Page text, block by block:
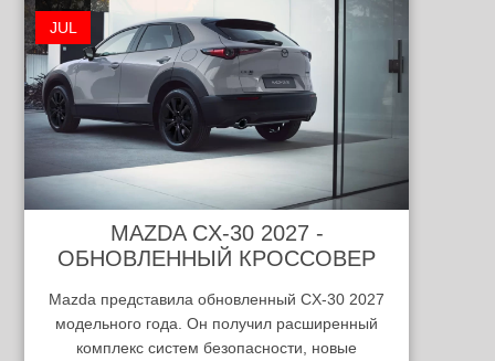
JUL
MAZDA CX-30 2027 -
ОБНОВЛЕННЫЙ КРОССОВЕР
Mazda представила обновленный CX-30 2027
модельного года. Он получил расширенный
комплекс систем безопасности, новые